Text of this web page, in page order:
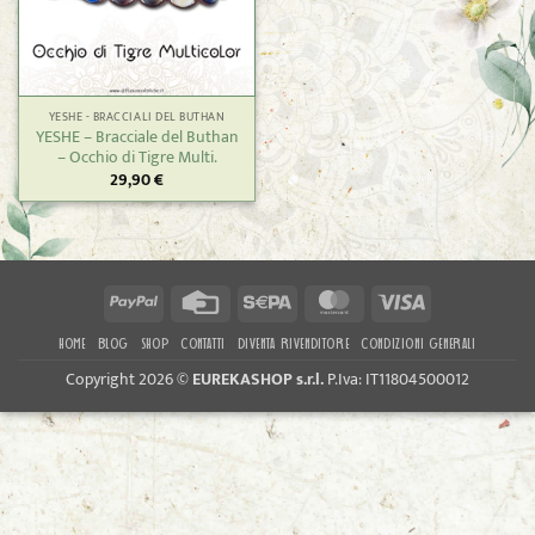
YESHE - BRACCIALI DEL BUTHAN
YESHE – Bracciale del Buthan
– Occhio di Tigre Multi.
29,90€
PayPal
Credit
Sepa MasterCardVisa
HOME BLOG SHOP CONTATTI DIVENTA RIVENDITORE CONDIZIONI GENERALI
Copyright 2026 ©EUREKASHOP s.r.l.P.Iva: IT11804500012